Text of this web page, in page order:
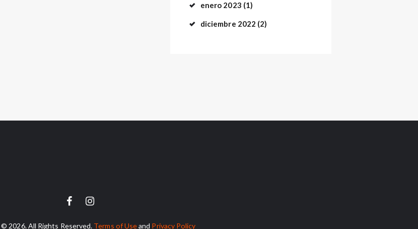
enero 2023 (1)
diciembre 2022 (2)
© 2026. All Rights Reserved. Terms of Useand Privacy Policy